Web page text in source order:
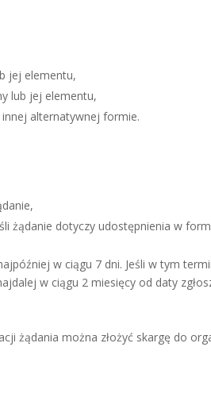
jej elementu,
lub jej elementu,
alternatywnej formie.
żądanie dotyczy udostępnienia w
w ciągu 7 dni. Jeśli w tym
w ciągu 2 miesięcy od daty
żądania można złożyć skargę do